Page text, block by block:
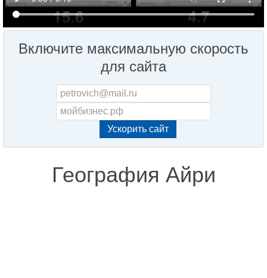
Включите максимальную скорость
для сайта
География Айри